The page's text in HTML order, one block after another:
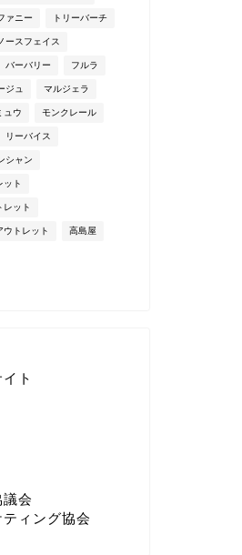
ァニー トリーバーチ
ースフェイス
バーバリー フルラ
ジュ マルジェラ
ュウ モンクレール
リーバイス
シャン
ット
レット
ウトレット 高島屋
ト
会
ィング協会